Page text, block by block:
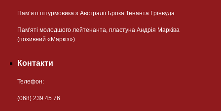
Пам’яті штурмовика з Австралії Брока Тенанта Грінвуда
Пам'яті молодшого лейтенанта, пластуна Андрія Марківа
(позивний «Маркіз»)
Контакти
Телефон:
(068) 239 45 76